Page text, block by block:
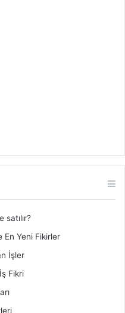
En Yeni Fikirler
İşler
Fikri